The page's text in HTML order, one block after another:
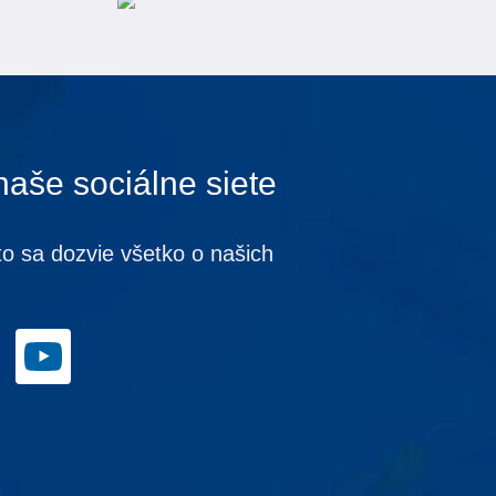
sociálne siete
sa dozvie všetko o našich